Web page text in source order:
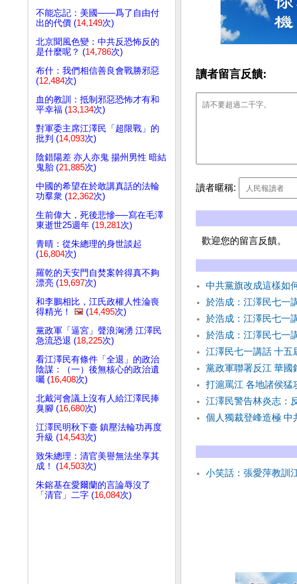
不能忘記：美國——爲了自由付
出的代價 (14,149次)
北京聞風色變：中共反恐怖反的
是什麼呢？ (14,786次)
布什：我們相信善良會戰勝邪惡
(12,484次)
血的教訓：抵制邪惡恐怖才有和
平幸福 (13,134次)
對軍委主席江澤民「超限戰」的
批判 (14,093次)
陰錯陽差 亦人亦鬼 揚州男性 暗結
鬼胎 (21,885次)
中國的希望在於敢講真話的法輪
功羣衆 (12,362次)
生前偉大，死後悲慘──寫在毛澤
東逝世25週年 (19,281次)
青晴：從朱總理的身世談起
(16,804次)
羅乾的天安門自焚案幹得真不夠
漂亮 (19,697次)
和李鵬相比，江氏政權人性淪喪
得精光！
🖼️ (14,495次)
黨政軍「逼宮」聲浪洶湧 江澤民
急流恐退 (18,225次)
看江澤民有條件「全退」的政治
陰謀：（一）後無核心的政治遺
囑 (16,408次)
北戴河會議上沒有人給江澤民捧
臭腳 (16,680次)
江澤民明秋下臺 鎮壓法輪功再度
升級 (14,543次)
致朱總理：清官美譽無法坐享其
成！ (14,503次)
朱鎔基在愛爾蘭的言論辱沒了
「清官」二字 (16,084次)
讀者留言反饋:
讀者暱稱:
歡迎您的留言反饋。
中共黨旗改成這樣如
於浩成：江澤民七一
於浩成：江澤民七一
於浩成：江澤民七一
江澤民七一講話 十五
黨政軍聯署反江 華國
打滬罵江 各地諸侯猛
江澤民警告林炎志：
個人獨裁登峰造極 中
小笑話：張愛萍教訓